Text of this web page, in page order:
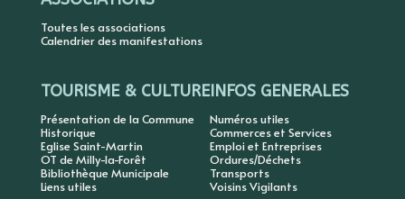
Toutes les associations
Calendrier des manifestations
TOURISME & CULTURE
Présentation de la Commune
Historique
Eglise Saint-Martin
OT de Milly-la-Forêt
Bibliothèque Municipale
Liens utiles
INFOS GENERALES
Numéros utiles
Commerces et Services
Emploi et Entreprises
Ordures/Déchets
Transports
Voisins Vigilants